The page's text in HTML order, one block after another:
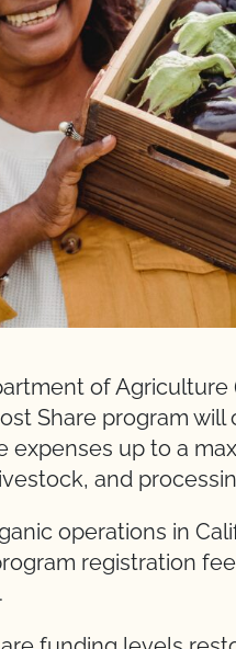
of Agriculture
Share program
expenses up to a
and
operations in
registration